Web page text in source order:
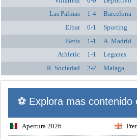
Las Palmas
1-4 Barcelona
Eibar
0-1 Sporting
Betis
1-1 A. Madrid
Athletic
1-1 Leganes
R. Sociedad
2-2 Malaga
⚽ Explora mas contenido
Apertura 2026